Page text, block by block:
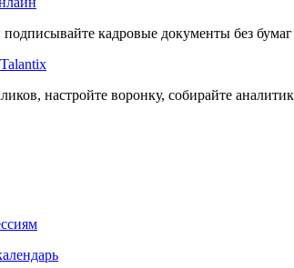
кадровые документы без
настройте воронку, собирайте